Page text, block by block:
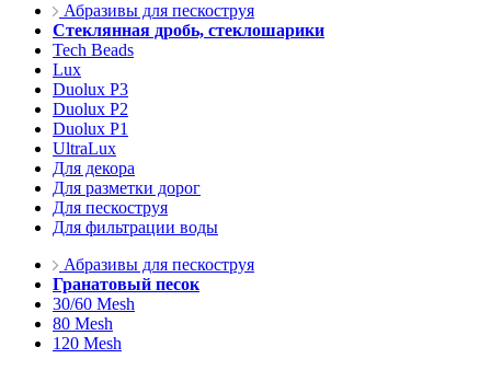
Абразивы для пескоструя
Стеклянная дробь, стеклошарики
Tech Beads
Lux
Duolux P3
Duolux P2
Duolux P1
UltraLux
Для декора
Для разметки дорог
Для пескоструя
Для фильтрации воды
Абразивы для пескоструя
Гранатовый песок
30/60 Mesh
80 Mesh
120 Mesh